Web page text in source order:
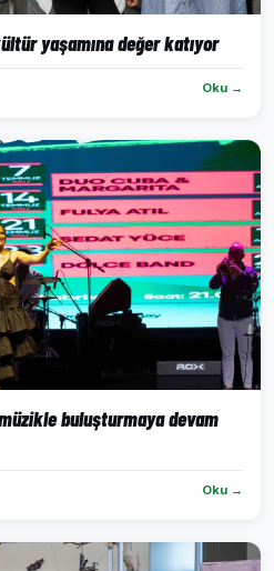
yaşamına değer katıyor
Oku →
buluşturmaya devam
Oku →